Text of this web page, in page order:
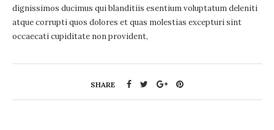
dignissimos ducimus qui blanditiis esentium voluptatum deleniti
atque corrupti quos dolores et quas molestias excepturi sint
occaecati cupiditate non provident,
SHARE